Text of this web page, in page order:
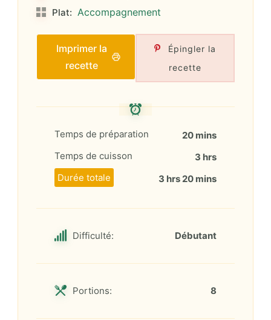
Plat: Accompagnement
Imprimer la
recette
Épingler la
recette
Temps de préparation
20 mins
Temps de cuisson
3 hrs
Durée totale
3 hrs 20 mins
Difficulté: Débutant
Portions: 8